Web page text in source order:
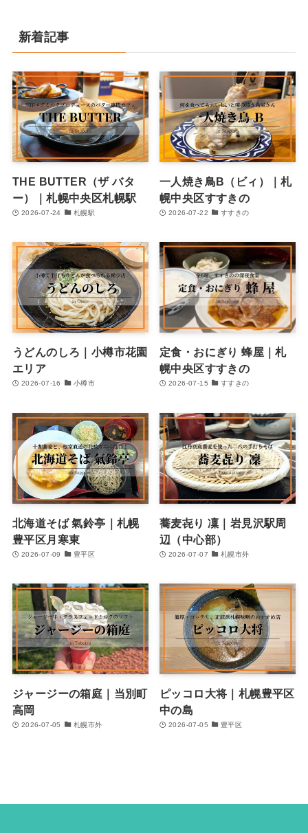
新着記事
THE BUTTER（ザ バタ
ー）｜札幌中央区札幌駅
2026-07-24 札幌駅
一人焼き鳥B（ビィ）｜札
幌中央区すすきの
2026-07-22 すすきの
うどんのしろ｜小樽市花園
エリア
2026-07-16 小樽市
定食・おにぎり 蜂屋｜札
幌中央区すすきの
2026-07-15 すすきの
北海道そば 氣鈴亭｜札幌
豊平区月寒東
2026-07-09 豊平区
蕎麦㐂り 凜｜岩見沢駅周
辺（中心部）
2026-07-07 札幌市外
ジャージーの箱庭｜当別町
高岡
2026-07-05 札幌市外
ピッコロ大将｜札幌豊平区
中の島
2026-07-05 豊平区